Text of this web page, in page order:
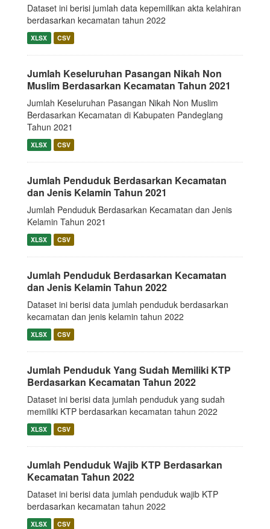
Dataset ini berisi jumlah data kepemilikan akta kelahiran
berdasarkan kecamatan tahun 2022
XLSX CSV
Jumlah Keseluruhan Pasangan Nikah Non
Muslim Berdasarkan Kecamatan Tahun 2021
Jumlah Keseluruhan Pasangan Nikah Non Muslim
Berdasarkan Kecamatan di Kabupaten Pandeglang
Tahun 2021
XLSX CSV
Jumlah Penduduk Berdasarkan Kecamatan
dan Jenis Kelamin Tahun 2021
Jumlah Penduduk Berdasarkan Kecamatan dan Jenis
Kelamin Tahun 2021
XLSX CSV
Jumlah Penduduk Berdasarkan Kecamatan
dan Jenis Kelamin Tahun 2022
Dataset ini berisi data jumlah penduduk berdasarkan
kecamatan dan jenis kelamin tahun 2022
XLSX CSV
Jumlah Penduduk Yang Sudah Memiliki KTP
Berdasarkan Kecamatan Tahun 2022
Dataset ini berisi data jumlah penduduk yang sudah
memiliki KTP berdasarkan kecamatan tahun 2022
XLSX CSV
Jumlah Penduduk Wajib KTP Berdasarkan
Kecamatan Tahun 2022
Dataset ini berisi data jumlah penduduk wajib KTP
berdasarkan kecamatan tahun 2022
XLSX CSV